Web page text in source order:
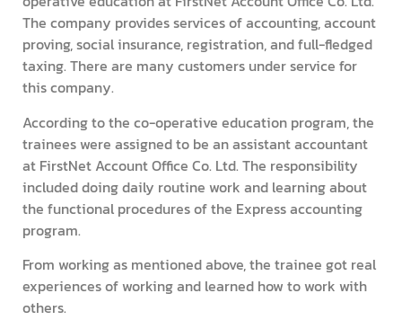
The company provides services of accounting, account
proving, social insurance, registration, and full-fledged
taxing. There are many customers under service for
this company.
According to the co-operative education program, the
trainees were assigned to be an assistant accountant
at FirstNet Account Office Co. Ltd. The responsibility
included doing daily routine work and learning about
the functional procedures of the Express accounting
program.
From working as mentioned above, the trainee got real
experiences of working and learned how to work with
others.